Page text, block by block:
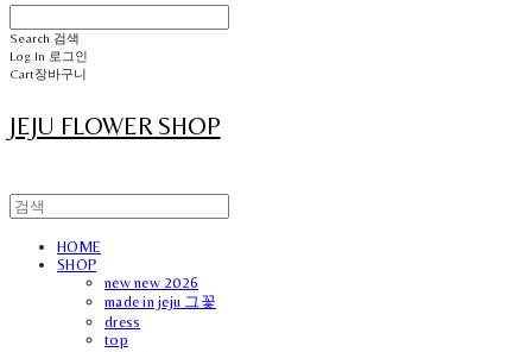
Search 검색
Log In 로그인
Cart장바구니
JEJU FLOWER SHOP
HOME
SHOP
new new 2026
made in jeju 그꽃
dress
top